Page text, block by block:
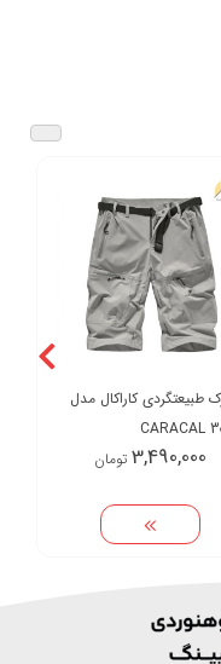
طبیعتگردی کاراکال مدل
CARACAL
3,490,000 تومان